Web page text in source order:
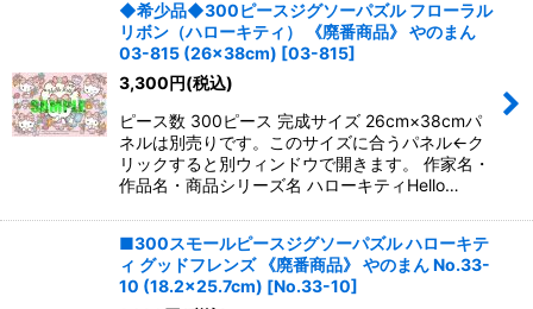
◆希少品◆300ピースジグソーパズル フローラル
リボン（ハローキティ） 《廃番商品》 やのまん
03-815 (26×38cm) [03-815]
3,300円(税込)
ピース数 300ピース 完成サイズ 26cm×38cmパ
ネルは別売りです。このサイズに合うパネル←ク
リックすると別ウィンドウで開きます。 作家名・
作品名・商品シリーズ名 ハローキティHello…
■300スモールピースジグソーパズル ハローキテ
ィ グッドフレンズ 《廃番商品》 やのまん No.33-
10 (18.2×25.7cm) [No.33-10]